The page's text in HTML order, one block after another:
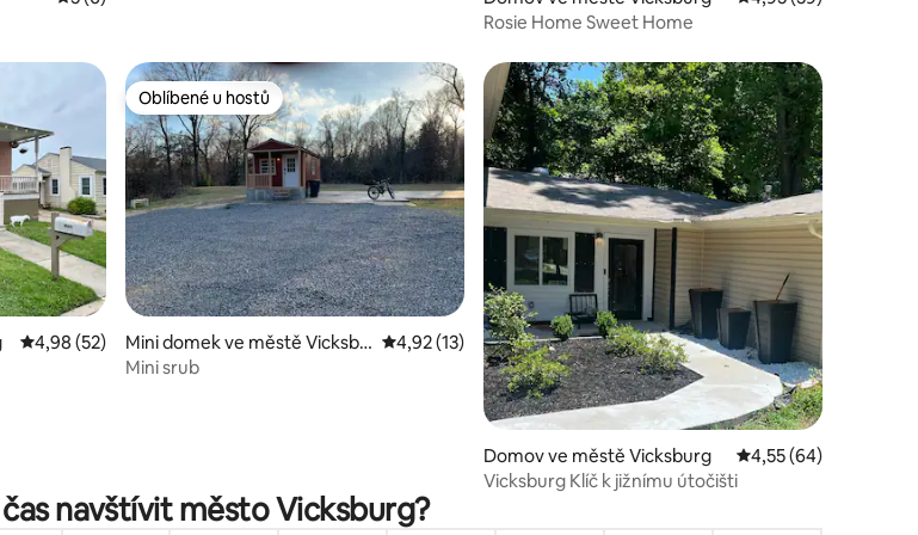
Rosie Home Sweet Home
hostů
Průměrné hodnocení 4,98 z 5, 52 hodnocení
4,98 (52)
Oblíbené u hostů
Oblíbené u hostů
Mini domek ve městě Vicksbu
rg
Průměrné hodnocení 4,92 z 5, 13 hodnocení
4,92 (13)
Mini srub
Domov ve městě Vicksburg Průměrné hodnocení
4,55 (64)
Vicksburg Klíč k jižnímu útočišti
navštívit město Vicksburg?